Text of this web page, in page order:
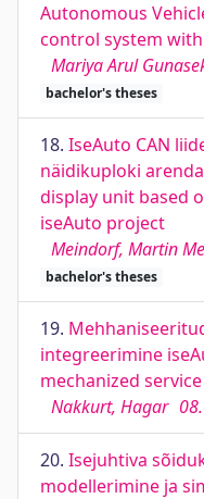
Autonomous
control system
Mariya Arul
bachelor's theses
18. IseAuto CAN
näidikuploki
display unit based
iseAuto project
Meindorf, Martin
bachelor's theses
19.
integreerimine
mechanized
Nakkurt, Hagar
20. Isejuhtiva
modellerimine ja